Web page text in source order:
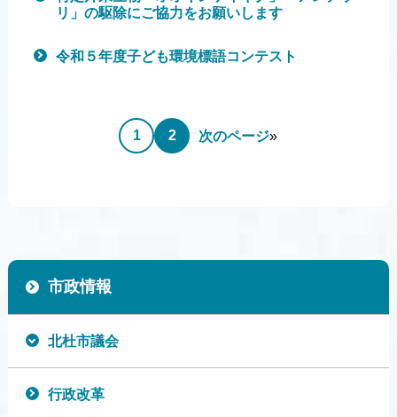
リ」の駆除にご協力をお願いします
令和５年度子ども環境標語コンテスト
1 2 次のページ»
市政情報
北杜市議会
行政改革